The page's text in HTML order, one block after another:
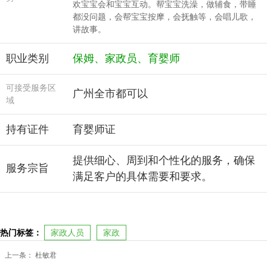
欢宝宝会和宝宝互动。帮宝宝洗澡，做辅食，带睡
都没问题，会帮宝宝按摩，会抚触等，会唱儿歌，
讲故事。
职业类别 保姆、家政员、育婴师
可接受服务区
域
广州全市都可以
持有证件 育婴师证
服务宗旨
提供细心、周到和个性化的服务，确保
满足客户的具体需要和要求。
热门标签： 家政人员 家政
上一条： 杜敏君